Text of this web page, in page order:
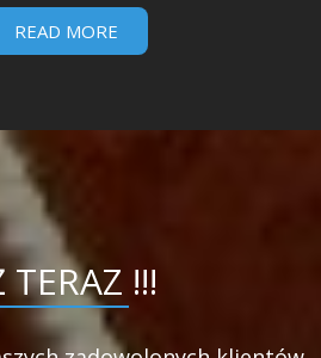
READ MORE
TERAZ !!!